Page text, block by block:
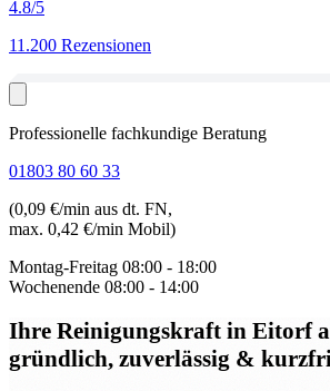
4.8/5
11.200 Rezensionen
Professionelle fachkundige Beratung
01803 80 60 33
(0,09 €/min aus dt. FN,
max. 0,42 €/min Mobil)
Montag-Freitag 08:00 - 18:00
Wochenende 08:00 - 14:00
Ihre Reinigungskraft in Eitorf
gründlich, zuverlässig &